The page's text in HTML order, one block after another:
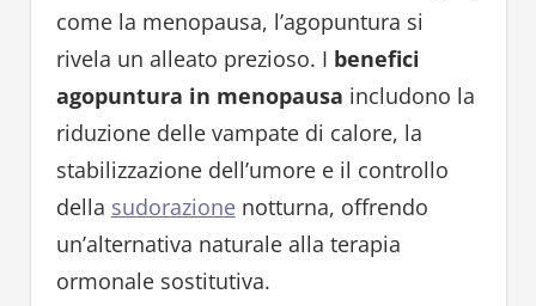
come la menopausa, l’agopuntura si
rivela un alleato prezioso. I benefici
agopuntura in menopausa includono la
riduzione delle vampate di calore, la
stabilizzazione dell’umore e il controllo
della sudorazionenotturna, offrendo
un’alternativa naturale alla terapia
ormonale sostitutiva.